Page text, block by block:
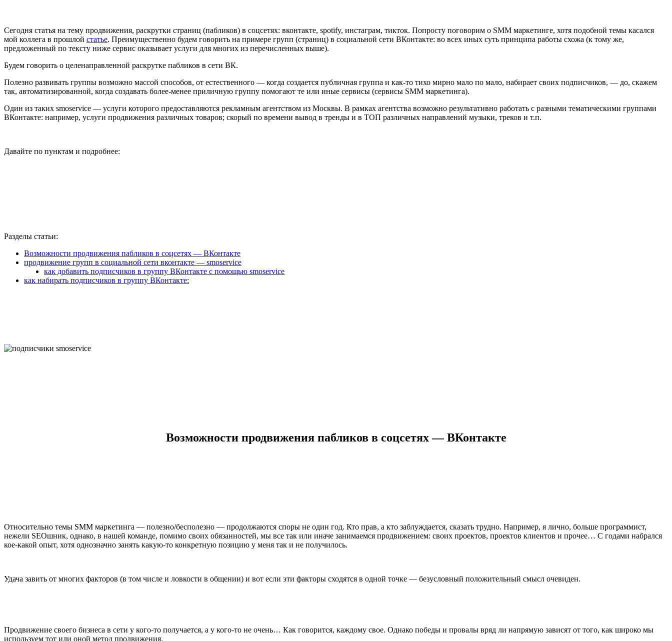
Сегодня статья на тему продвижения, раскрутки страниц (пабликов) в соцсетях: вконтакте, spotify, инстаграм, тикток. Попросту поговорим о SMM маркетинге, хотя подобной темы касался
мой коллега в прошлой статье. Преимущественно будем говорить на примере групп (страниц) в социальной сети ВКонтакте: во всех иных суть принципа работы схожа (к тому же,
предложенный по тексту ниже сервис оказывает услуги для многих из перечисленных выше).
Будем говорить о целенаправленной раскрутке пабликов в сети ВК.
Полезно развивать группы возможно массой способов, от естественного — когда создается публичная группа и как-то тихо мирно мало по мало, набирает своих подписчиков, — до, скажем
так, автоматизированной, когда создавать более-менее приличную группу помогают те или иные сервисы (сервисы SMM маркетинга).
Один из таких smoservice — услуги которого предоставляются рекламным агентством из Москвы. В рамках агентства возможно результативно работать с разными тематическими группами
ВКонтакте: например, услуги продвижения различных товаров; скорый по времени вывод в тренды и в ТОП различных направлений музыки, треков и т.п.
Давайте по пунктам и подробнее:
Разделы статьи:
Возможности продвижения пабликов в соцсетях — ВКонтакте
продвижение групп в социальной сети вконтакте — smoservice
как добавить подписчиков в группу ВКонтакте с помощью smoservice
как набирать подписчиков в группу ВКонтакте:
Возможности продвижения пабликов в соцсетях — ВКонтакте
Относительно темы SMM маркетинга — полезно/бесполезно — продолжаются споры не один год. Кто прав, а кто заблуждается, сказать трудно. Например, я лично, больше программист,
нежели SEOшник, однако, в нашей команде, помимо своих обязанностей, мы все так или иначе занимаемся продвижением: своих проектов, проектов клиентов и прочее… С годами набрался
кое-какой опыт, хотя однозначно занять какую-то конкретную позицию у меня так и не получилось.
Удача завить от многих факторов (в том числе и ловкости в общении) и вот если эти факторы сходятся в одной точке — безусловный положительный смысл очевиден.
Продвижение своего бизнеса в сети у кого-то получается, а у кого-то не очень… Как говорится, каждому свое. Однако победы и провалы вряд ли напрямую зависят от того, как широко мы
используем тот или оной метод продвижения.